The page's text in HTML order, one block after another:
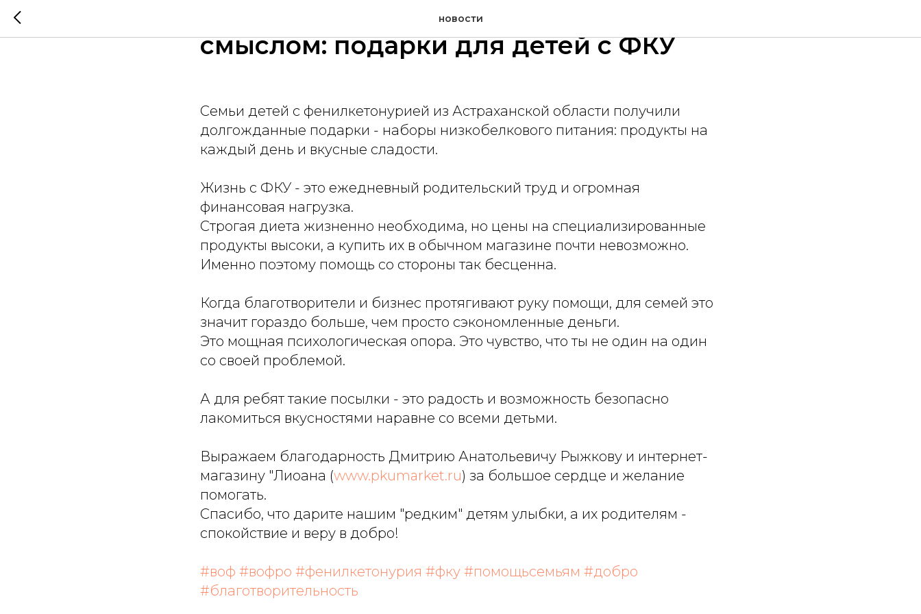
новости
Маленькие радости с большим
смыслом: подарки для детей с ФКУ
Семьи детей с фенилкетонурией из Астраханской области получили
долгожданные подарки - наборы низкобелкового питания: продукты на
каждый день и вкусные сладости.
Жизнь с ФКУ - это ежедневный родительский труд и огромная
финансовая нагрузка.
Строгая диета жизненно необходима, но цены на специализированные
продукты высоки, а купить их в обычном магазине почти невозможно.
Именно поэтому помощь со стороны так бесценна.
Когда благотворители и бизнес протягивают руку помощи, для семей это
значит гораздо больше, чем просто сэкономленные деньги.
Это мощная психологическая опора. Это чувство, что ты не один на один
со своей проблемой.
А для ребят такие посылки - это радость и возможность безопасно
лакомиться вкусностями наравне со всеми детьми.
Выражаем благодарность Дмитрию Анатольевичу Рыжкову и интернет-
магазину "Лиоана (www.pkumarket.ru) за большое сердце и желание
помогать.
Спасибо, что дарите нашим "редким" детям улыбки, а их родителям -
спокойствие и веру в добро!
#воф #вофро #фенилкетонурия #фку #помощьсемьям #добро
#благотворительность